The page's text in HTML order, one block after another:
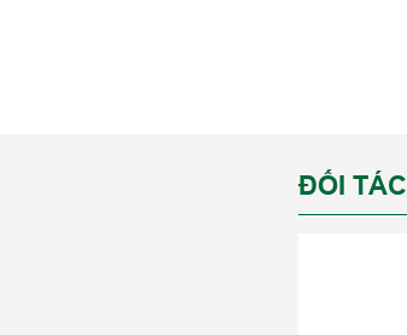
ĐỐI TÁC